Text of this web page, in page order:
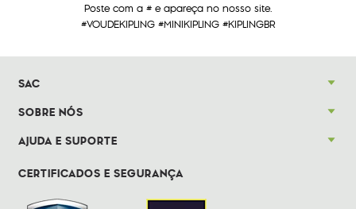
Poste com a # e apareça no nosso site.
#VOUDEKIPLING #MINIKIPLING #KIPLINGBR
SAC
SOBRE NÓS
AJUDA E SUPORTE
CERTIFICADOS E SEGURANÇA